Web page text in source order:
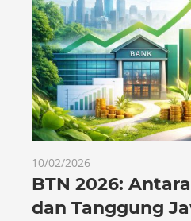
10/02/2026
BTN 2026:
dan Tanggung